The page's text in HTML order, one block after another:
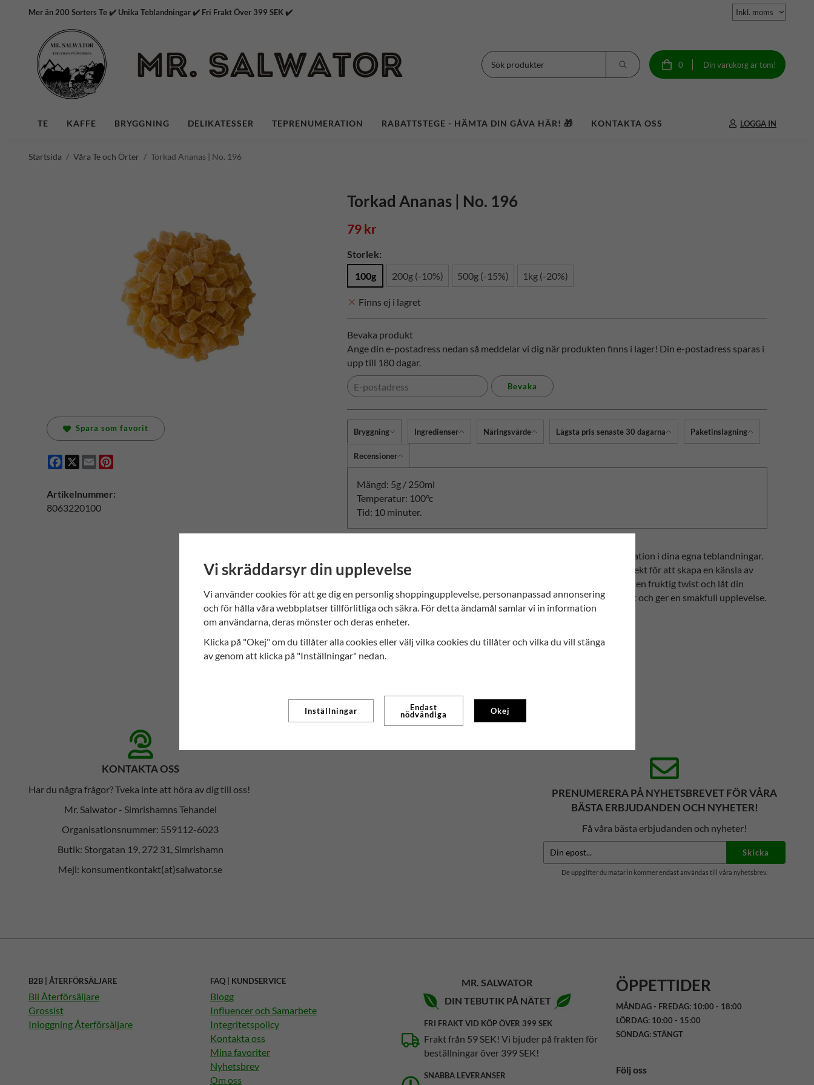
Mer än 200 Sorters Te ✔️ Unika Teblandningar ✔️ Fri Frakt Över 399 SEK ✔️
0 Din varukorg är tom!
TE KAFFE BRYGGNING DELIKATESSER TEPRENUMERATION RABATTSTEGE - HÄMTA DIN GÅVA HÄR! 🎁 KONTAKTA OSS LOGGA IN
Startsida / Våra Te och Örter / Torkad Ananas | No. 196
Torkad Ananas | No. 196
79 kr
Storlek:
100g
200g (-10%) 500g (-15%) 1kg (-20%)
Finns ej i lagret
Bevaka produkt
Ange din e-postadress nedan så meddelar vi dig när produkten finns i lager! Din e-postadress sparas i
upp till 180 dagar.
Bevaka
Bryggning Ingredienser Näringsvärde Lägsta pris senaste 30 dagarna Paketinslagning
Recensioner
Mängd: 5g / 250ml
Temperatur: 100°c
Tid: 10 minuter.
Torkad ananas i bitar - din hemliga ingrediens för en tropisk smaksensation i dina egna teblandningar.
Denna saftiga och sötbitar ananas ger en exotisk touch till ditt te, perfekt för att skapa en känsla av
sommaråret runt. Lägg till dessa torkade bitar i dina teblandningar för en fruktig twist och låt din
kreativitet flöda. Ananasens naturliga sötma balanserar ditt te perfekt och ger en smakfull upplevelse.
Spara som favorit
Facebook
X Email
Artikelnummer:
8063220100
KONTAKTA OSS
Har du några frågor? Tveka inte att höra av dig till oss!
Mr. Salwator - Simrishamns Tehandel
Organisationsnummer: 559112-6023
Butik: Storgatan 19, 272 31, Simrishamn
Mejl: konsumentkontakt(at)salwator.se
PRENUMERERA PÅ NYHETSBREVET FÖR VÅRA
BÄSTA ERBJUDANDEN OCH NYHETER!
Få våra bästa erbjudanden och nyheter!
Skicka
De uppgifter du matar in kommer endast användas till våra nyhetsbrev.
B2B | ÅTERFÖRSÄLJARE
Bli Återförsäljare
Grossist
Inloggning Återförsäljare
FAQ | KUNDSERVICE
Blogg
Influencer och Samarbete
Integritetspolicy
Kontakta oss
Mina favoriter
Nyhetsbrev
Om oss
MR. SALWATOR
DIN TEBUTIK PÅ NÄTET
FRI FRAKT VID KÖP ÖVER 399 SEK
Frakt från 59 SEK! Vi bjuder på frakten för
beställningar över 399 SEK!
SNABBA LEVERANSER
ÖPPETTIDER
MÅNDAG - FREDAG: 10:00 - 18:00
LÖRDAG: 10:00 - 15:00
SÖNDAG: STÄNGT
Följ oss
Vi skräddarsyr din upplevelse
Vi använder cookies för att ge dig en personlig shoppingupplevelse, personanpassad annonsering
och för hålla våra webbplatser tillförlitliga och säkra. För detta ändamål samlar vi in information
om användarna, deras mönster och deras enheter.
Klicka på "Okej" om du tillåter alla cookies eller välj vilka cookies du tillåter och vilka du vill stänga
av genom att klicka på "Inställningar" nedan.
Inställningar Endast
nödvändiga Okej